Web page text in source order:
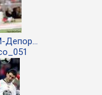
Депор...